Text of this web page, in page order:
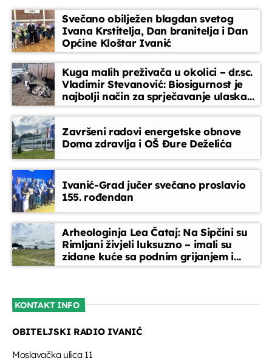
pjesme koje prate vaše svakodnevne trenutke
Svečano obilježen blagdan svetog
Ivana Krstitelja, Dan branitelja i Dan
Općine Kloštar Ivanić
Kuga malih preživača u okolici – dr.sc.
Vladimir Stevanović: Biosigurnost je
najbolji način za sprječavanje ulaska
bolesti
Završeni radovi energetske obnove
Doma zdravlja i OŠ Đure Deželića
Ivanić-Grad jučer svečano proslavio
155. rođendan
Arheologinja Lea Čataj: Na Sipčini su
Rimljani živjeli luksuzno – imali su
zidane kuće sa podnim grijanjem i
oslikanim zidovima
KONTAKT INFO
OBITELJSKI RADIO IVANIĆ
Moslavačka ulica 11